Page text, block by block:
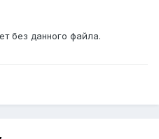
без данного файла.